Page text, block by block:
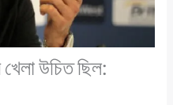
খেলা উচিত ছিল: